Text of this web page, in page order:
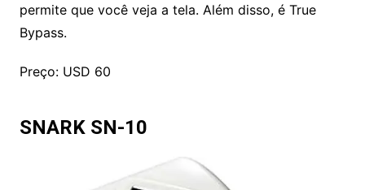
permite que você veja a tela. Além disso, é True
Bypass.
Preço: USD 60
SNARK SN-10